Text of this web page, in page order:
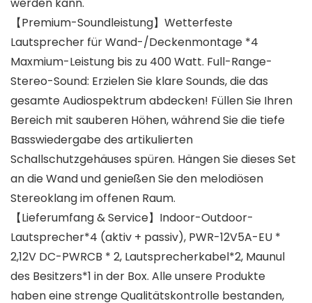
werden kann.
【Premium-Soundleistung】Wetterfeste
Lautsprecher für Wand-/Deckenmontage *4
Maxmium-Leistung bis zu 400 Watt. Full-Range-
Stereo-Sound: Erzielen Sie klare Sounds, die das
gesamte Audiospektrum abdecken! Füllen Sie Ihren
Bereich mit sauberen Höhen, während Sie die tiefe
Basswiedergabe des artikulierten
Schallschutzgehäuses spüren. Hängen Sie dieses Set
an die Wand und genießen Sie den melodiösen
Stereoklang im offenen Raum.
【Lieferumfang & Service】Indoor-Outdoor-
Lautsprecher*4 (aktiv + passiv), PWR-12V5A-EU *
2,12V DC-PWRCB * 2, Lautsprecherkabel*2, Maunul
des Besitzers*1 in der Box. Alle unsere Produkte
haben eine strenge Qualitätskontrolle bestanden,